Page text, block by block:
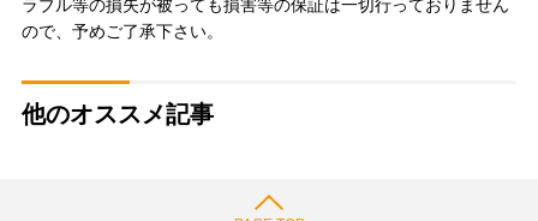
ラブル等の損失が被っても損害等の保証は一切行っておりません
ので、予めご了承下さい。
他のオススメ記事